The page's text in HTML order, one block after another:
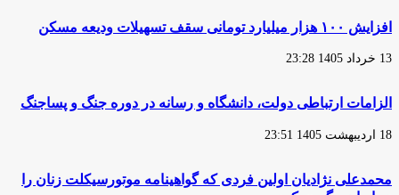
افزایش ۱۰۰ هزار میلیارد تومانی سقف تسهیلات ودیعه مسکن
13 خرداد 1405 23:28
الزامات ارتباطی دولت، دانشگاه و رسانه در دوره جنگ و پساجنگ
18 اردیبهشت 1405 23:51
محمدعلی نژادیان اولین فردی که گواهینامه موتورسیکلت زنان را